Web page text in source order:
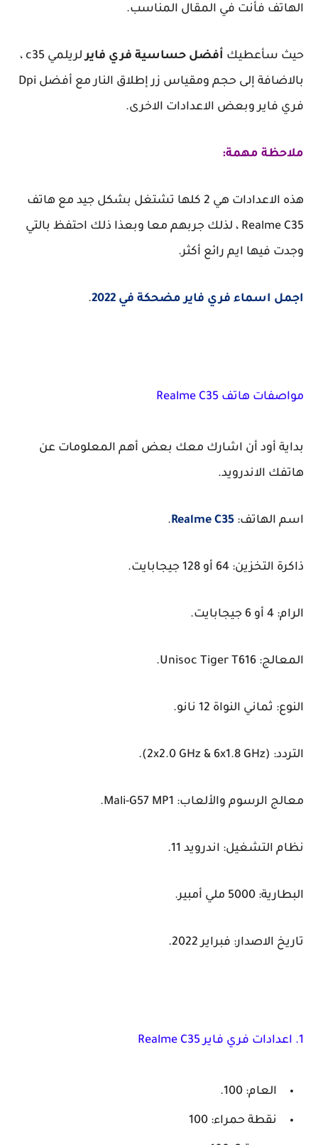
الهاتف فأنت في المقال المناسب.
حيث سأعطيك أفضل حساسية فري فاير
لريلمي c35 ،
بالاضافة إلى حجم ومقياس زر إطلاق النار مع أفضل Dpi
فري فاير وبعض الاعدادات الاخرى.
ملاحظة مهمة:
هذه الاعدادات هي 2 كلها تشتغل بشكل جيد مع هاتف
Realme C35 ، لذلك جربهم معا وبعذا ذلك احتفظ بالتي
وجدت فيها ايم رائع أكثر.
اجمل اسماء فري فاير مضحكة في 2022 .
مواصفات هاتف Realme C35
بداية أود أن اشارك معك بعض أهم المعلومات عن
هاتفك الاندرويد.
اسم الهاتف: Realme C35
.
ذاكرة التخزين: 64 أو 128 جيجابايت.
الرام: 4 أو 6 جيجابايت.
المعالج: Unisoc Tiger T616.
النوع: ثماني النواة 12 نانو.
التردد: (2x2.0 GHz & 6x1.8 GHz).
معالج الرسوم والألعاب: Mali-G57 MP1.
نظام التشغيل: اندرويد 11.
البطارية: 5000 ملي أمبير.
تاريخ الاصدار: فبراير 2022.
1. اعدادات فري فاير Realme C35
العام: 100.
نقطة حمراء: 100